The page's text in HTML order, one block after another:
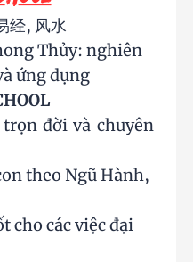
经, 风水
Thủy: nghiên
ứng dụng
đời và chuyên
theo Ngũ Hành,
cho các việc đại